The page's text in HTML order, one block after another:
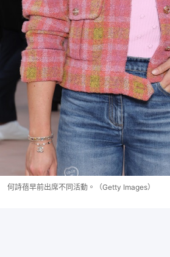
何詩蓓早前出席不同活動。（Getty Images）